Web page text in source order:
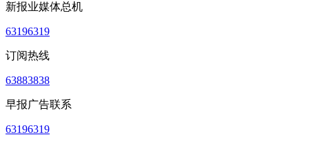
新报业媒体总机
63196319
订阅热线
63883838
早报广告联系
63196319